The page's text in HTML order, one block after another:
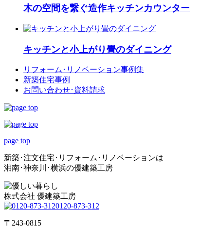
木の空間を繋ぐ造作キッチンカウンター
キッチンと小上がり畳のダイニング
リフォーム･ リノベーション事例集
新築住宅事例
お問い合わせ･ 資料請求
page top
新築･注文住宅･リフォーム･リノベーションは
湘南･神奈川･横浜の優建築工房
株式会社 優建築工房
0120-873-312
〒243-0815